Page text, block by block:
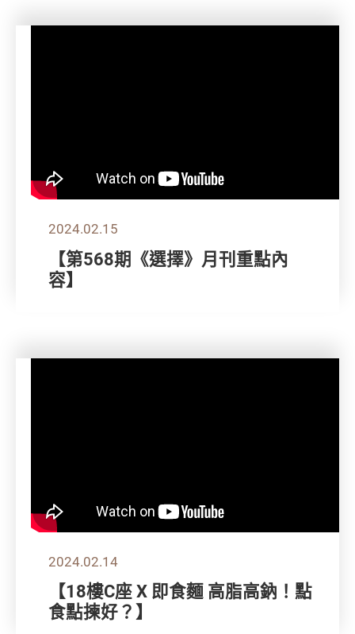
2024.02.15
【第568期《選擇》月刊重點內
容】
2024.02.14
【18樓C座 X 即食麵 高脂高鈉！點
食點揀好？】